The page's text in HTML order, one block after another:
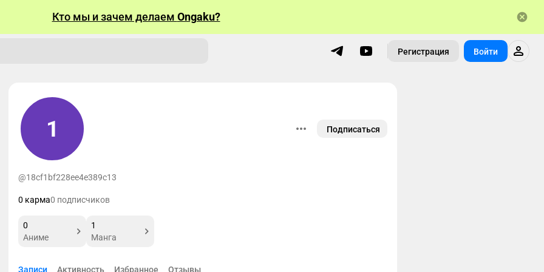
Кто мы и зачем делаем Ongaku?
Регистрация Войти
1 Подписаться
@18cf1bf228ee4e389c13
0 карма0 подписчиков
0
Аниме
1
Манга
Записи Активность Избранное Отзывы